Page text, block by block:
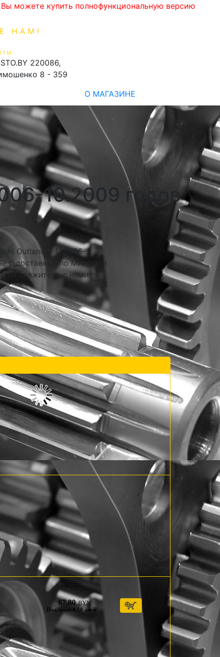
можете купить полнофункциональную версию
НАМ!
220086,
8 - 359
О МАГАЗИНЕ
10.2009 годов
Outlander 11.2006-
с доставкой по Минску и
свяжитесь с нами по
Под заказ 4-10 дней
67,80 BYN